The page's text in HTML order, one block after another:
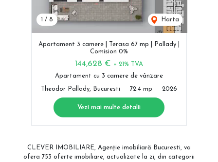
1 / 8 Harta
Apartament 3 camere | Terasa 67 mp | Pallady |
Comision 0%
144,628 € + 21% TVA
Apartament cu 3 camere de vânzare
Theodor Pallady, Bucuresti 72.4 mp 2026
Vezi mai multe detalii
CLEVER IMOBILIARE, Agenție imobiliară Bucuresti, va
ofera 753 oferte imobiliare, actualizate la zi, din categorii